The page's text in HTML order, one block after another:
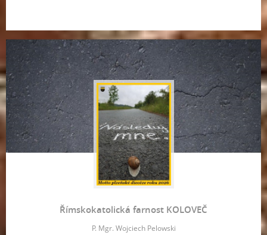
Římskokatolická farnost KOLOVEČ
P. Mgr. Wojciech Pelowski